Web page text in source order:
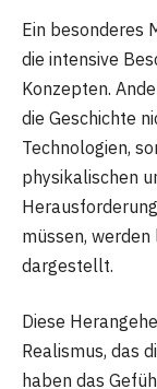
Ein besonderes
die intensive
Konzepten.
die Geschichte
Technologien,
physikalischen
müssen,
dargestellt.
Diese
Realismus, das
haben das